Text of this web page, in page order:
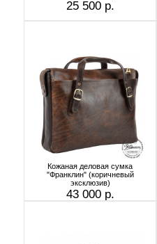
25 500 р.
Кожаная деловая сумка
"Франклин" (коричневый
эксклюзив)
43 000 р.